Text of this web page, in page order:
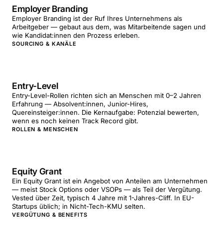
Employer Branding
Employer Branding ist der Ruf Ihres Unternehmens als
Arbeitgeber — gebaut aus dem, was Mitarbeitende sagen und
wie Kandidat:innen den Prozess erleben.
SOURCING & KANÄLE
Entry-Level
Entry-Level-Rollen richten sich an Menschen mit 0–2 Jahren
Erfahrung — Absolvent:innen, Junior-Hires,
Quereinsteiger:innen. Die Kernaufgabe: Potenzial bewerten,
wenn es noch keinen Track Record gibt.
ROLLEN & MENSCHEN
Equity Grant
Ein Equity Grant ist ein Angebot von Anteilen am Unternehmen
— meist Stock Options oder VSOPs — als Teil der Vergütung.
Vested über Zeit, typisch 4 Jahre mit 1-Jahres-Cliff. In EU-
Startups üblich; in Nicht-Tech-KMU selten.
VERGÜTUNG & BENEFITS